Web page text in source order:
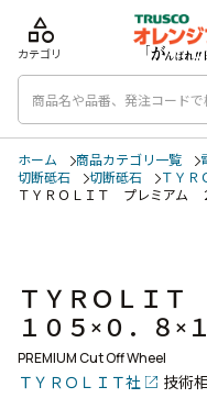
category
カテゴリ
ホーム 商品カテゴリ一覧
切断砥石
切断砥石
ＴＹ
ＴＹＲＯＬＩＴ プレミアム
ＴＹＲＯＬＩ
１０５×０．８
PREMIUM Cut Off Wheel
ＴＹＲＯＬＩＴ社 技術